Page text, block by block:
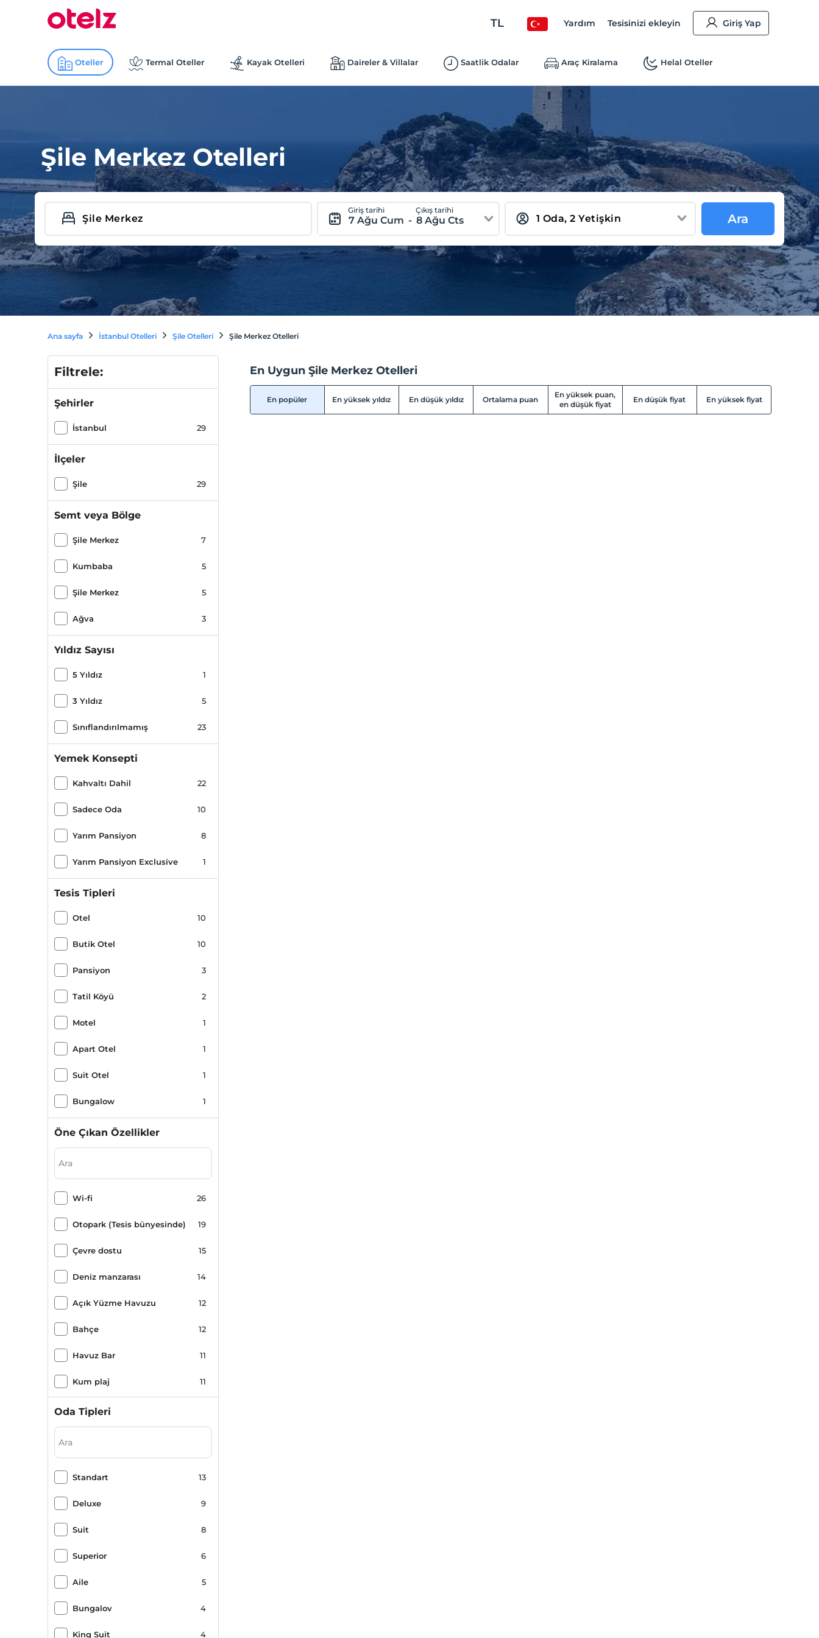
TL Yardım Tesisinizi ekleyin Giriş Yap
Oteller Termal Oteller Kayak Otelleri Daireler & Villalar Saatlik Odalar Araç Kiralama Helal Oteller
Şile Merkez Otelleri
Giriş tarihi
7 Ağu Cum -
Çıkış tarihi
8 Ağu Cts Ara
Ana sayfa İstanbul Otelleri Şile Otelleri Şile Merkez Otelleri
Filtrele:
Şehirler
İstanbul 29
İlçeler
Şile 29
Semt veya Bölge
Şile Merkez 7
Kumbaba 5
Şile Merkez 5
Ağva 3
Yıldız Sayısı
5 Yıldız 1
3 Yıldız 5
Sınıflandırılmamış 23
Yemek Konsepti
Kahvaltı Dahil 22
Sadece Oda 10
Yarım Pansiyon 8
Yarım Pansiyon Exclusive 1
Tesis Tipleri
Otel 10
Butik Otel 10
Pansiyon 3
Tatil Köyü 2
Motel 1
Apart Otel 1
Suit Otel 1
Bungalow 1
Öne Çıkan Özellikler
Wi-fi 26
Otopark (Tesis bünyesinde) 19
Çevre dostu 15
Deniz manzarası 14
Açık Yüzme Havuzu 12
Bahçe 12
Havuz Bar 11
Kum plaj 11
Havaalanı servisi (ücretli)
Halka açık plaj 9
Oda Tipleri
Standart 13
Deluxe 9
Suit 8
Superior 6
Aile 5
Bungalov 4
King Suit 4
En Uygun Şile Merkez Otelleri
En popüler En yüksek yıldız En düşük yıldız Ortalama puan
En yüksek puan,
en düşük fiyat
En düşük fiyat En yüksek fiyat